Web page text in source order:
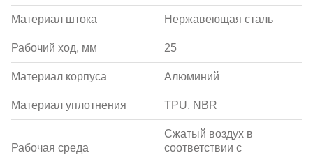
Материал штока Нержавеющая сталь
Рабочий ход, мм 25
Материал корпуса Алюминий
Материал уплотнения TPU, NBR
Рабочая среда
Сжатый воздух в
соответствии с